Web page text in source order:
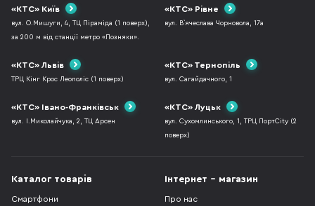
«КТС» Київ
вул. О.Мишуги, 4, ТЦ Піраміда (1 поверх),
за 200 м від станції метро «Позняки».
«КТС» Рівне
вул. В`ячеслава Чорновола, 17а
«КТС» Львів
ТРЦ Кінг Крос Леополіс (1 поверх)
«КТС» Тернопіль
вул. Сагайдачного, 1
«КТС» Івано-Франківськ
вул. І.Миколайчука, 2, ТЦ Арсен
«КТС» Луцьк
вул. Сухомлинського, 1, ТРЦ ПортCity (2
поверх)
Каталог товарів
Смартфони
Інтернет - магазин
Про нас